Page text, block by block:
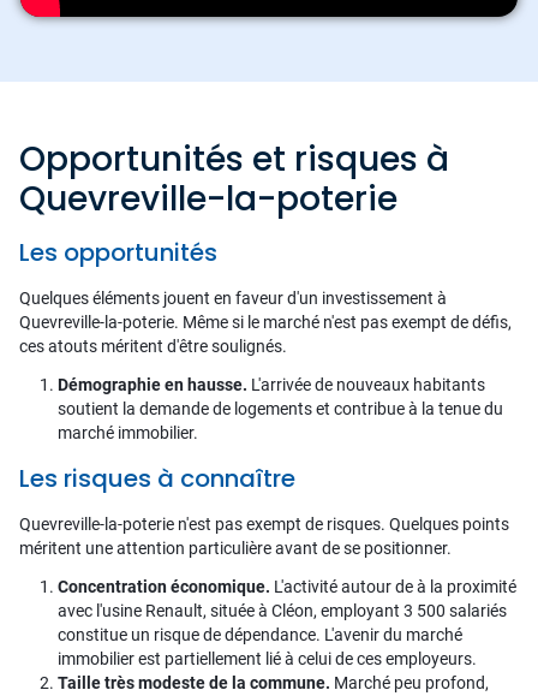
Opportunités et risques à
Quevreville-la-poterie
Les opportunités
Quelques éléments jouent en faveur d'un investissement à
Quevreville-la-poterie. Même si le marché n'est pas exempt de défis,
ces atouts méritent d'être soulignés.
Démographie en hausse. L'arrivée de nouveaux habitants
soutient la demande de logements et contribue à la tenue du
marché immobilier.
Les risques à connaître
Quevreville-la-poterie n'est pas exempt de risques. Quelques points
méritent une attention particulière avant de se positionner.
Concentration économique. L'activité autour de à la proximité
avec l'usine Renault, située à Cléon, employant 3 500 salariés
constitue un risque de dépendance. L'avenir du marché
immobilier est partiellement lié à celui de ces employeurs.
Taille très modeste de la commune. Marché peu profond,